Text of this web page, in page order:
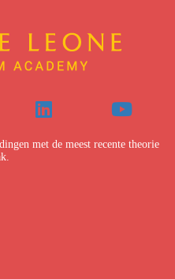
met de meest recente theorie